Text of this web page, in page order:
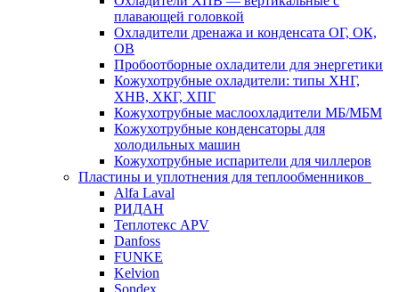
плавающей головкой
Охладители дренажа и конденсата ОГ, ОК,
ОВ
Пробоотборные охладители для энергетики
Кожухотрубные охладители: типы ХНГ,
ХНВ, ХКГ, ХПГ
Кожухотрубные маслоохладители МБ/МБМ
Кожухотрубные конденсаторы для
холодильных машин
Кожухотрубные испарители для чиллеров
Пластины и уплотнения для теплообменников
Alfa Laval
РИДАН
Теплотекс APV
Danfoss
FUNKE
Kelvion
Sondex